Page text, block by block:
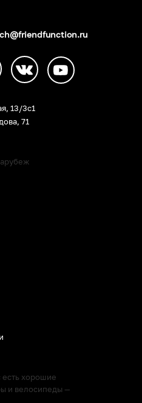
есть хорошие
и велосипеды —
13/3c1
71